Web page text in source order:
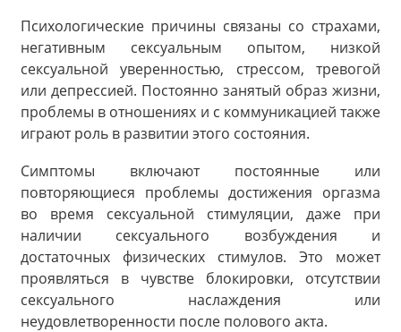
Психологические причины связаны со страхами,
негативным сексуальным опытом, низкой
сексуальной уверенностью, стрессом, тревогой
или депрессией. Постоянно занятый образ жизни,
проблемы в отношениях и с коммуникацией также
играют роль в развитии этого состояния.
Симптомы включают постоянные или
повторяющиеся проблемы достижения оргазма
во время сексуальной стимуляции, даже при
наличии сексуального возбуждения и
достаточных физических стимулов. Это может
проявляться в чувстве блокировки, отсутствии
сексуального наслаждения или
неудовлетворенности после полового акта.